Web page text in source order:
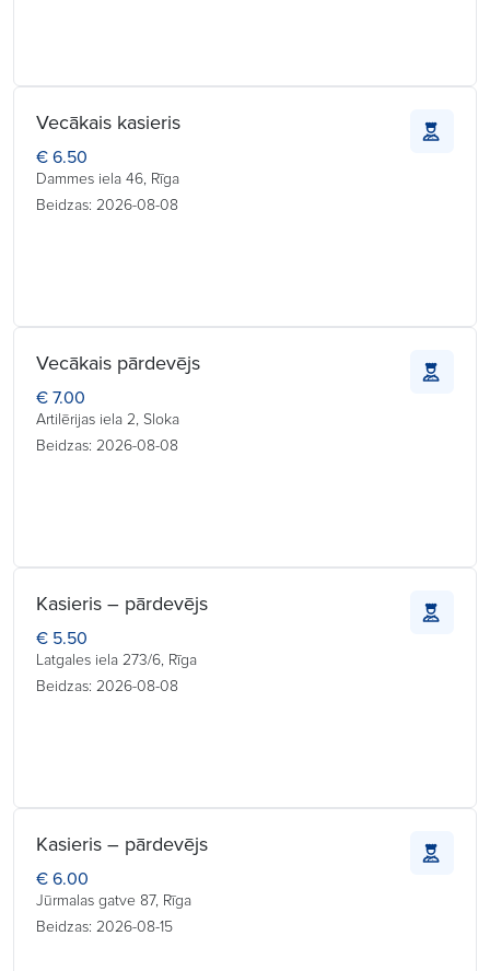
Vecākais kasieris
€ 6.50
Dammes iela 46, Rīga
Beidzas: 2026-08-08
Vecākais pārdevējs
€ 7.00
Artilērijas iela 2, Sloka
Beidzas: 2026-08-08
Kasieris – pārdevējs
€ 5.50
Latgales iela 273/6, Rīga
Beidzas: 2026-08-08
Kasieris – pārdevējs
€ 6.00
Jūrmalas gatve 87, Rīga
Beidzas: 2026-08-15